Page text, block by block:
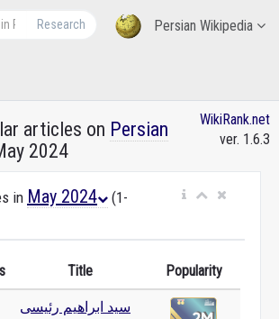
Persian Wikipedia
Research
articles on Persian
2024
WikiRank.net
ver. 1.6.3
in May 2024
(1-
Title Popularity
سید ابراهیم رئیسی